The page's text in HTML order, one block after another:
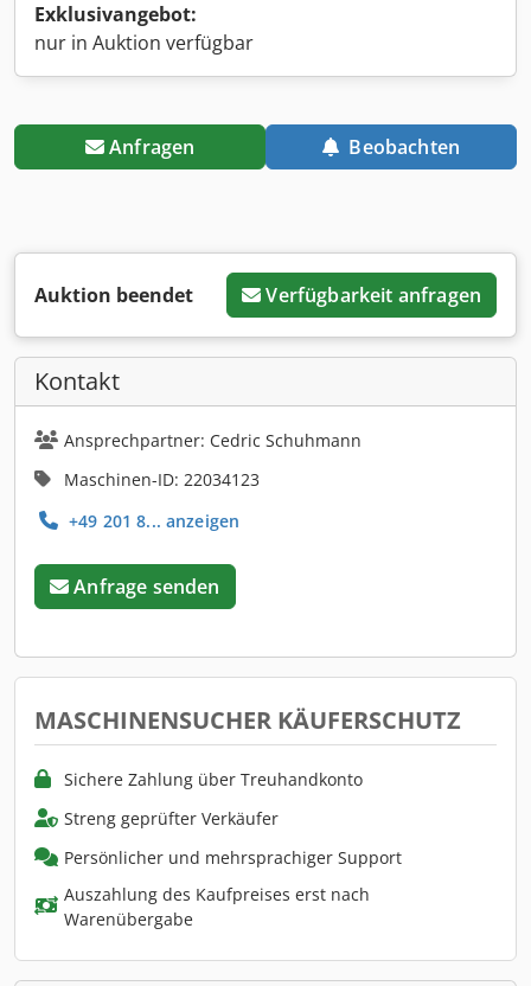
Exklusivangebot:
nur in Auktion verfügbar
Anfragen Beobachten
Auktion beendet Verfügbarkeit anfragen
Kontakt
Ansprechpartner: Cedric Schuhmann
Maschinen-ID: 22034123
+49 201 8... anzeigen
Anfrage senden
MASCHINENSUCHER KÄUFERSCHUTZ
Sichere Zahlung über Treuhandkonto
Streng geprüfter Verkäufer
Persönlicher und mehrsprachiger Support
Auszahlung des Kaufpreises erst nach
Warenübergabe